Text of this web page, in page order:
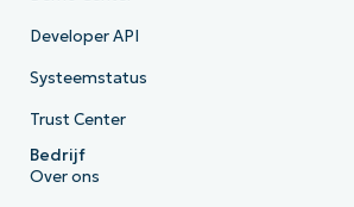
Developer API
Systeemstatus
Trust Center
Bedrijf
Over ons